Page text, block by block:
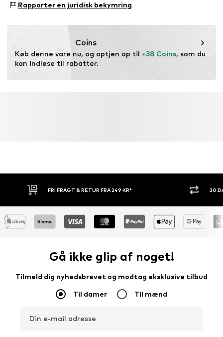
22179 Hamburg
Rapporter en juridisk bekymring
Coins
Køb denne vare nu, og optjen op til +38 Coins, som du
kan indløse til rabatter.
FRI FRAGT & RETUR FRA 249 KR* 30
Gå ikke glip af noget!
Tilmeld dig nyhedsbrevet og modtag eksklusive tilbud
Til damer Til mænd
Din e-mail adresse